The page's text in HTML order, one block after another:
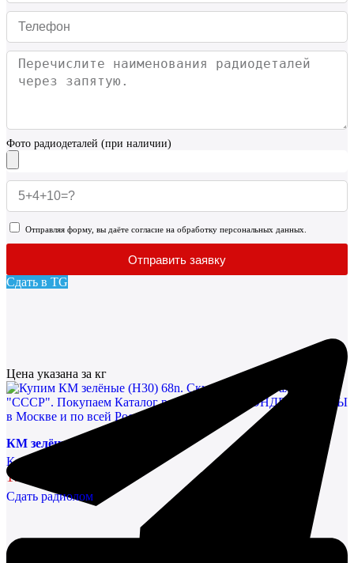
Фото радиодеталей (при наличии)
Отправляя форму, вы даёте согласие на обработку персональных данных.
Отправить заявку
Сдать в TG
Цена указана за кг
КМ зелёные (Н30) 68n
Конденсаторы
173343,21 руб/кг
Сдать радиолом